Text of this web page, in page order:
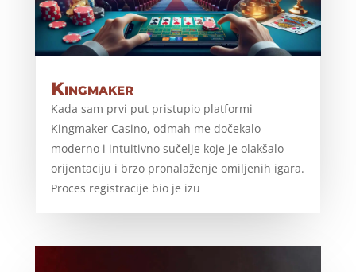
Kingmaker
Kada sam prvi put pristupio platformi
Kingmaker Casino, odmah me dočekalo
moderno i intuitivno sučelje koje je olakšalo
orijentaciju i brzo pronalaženje omiljenih igara.
Proces registracije bio je izu